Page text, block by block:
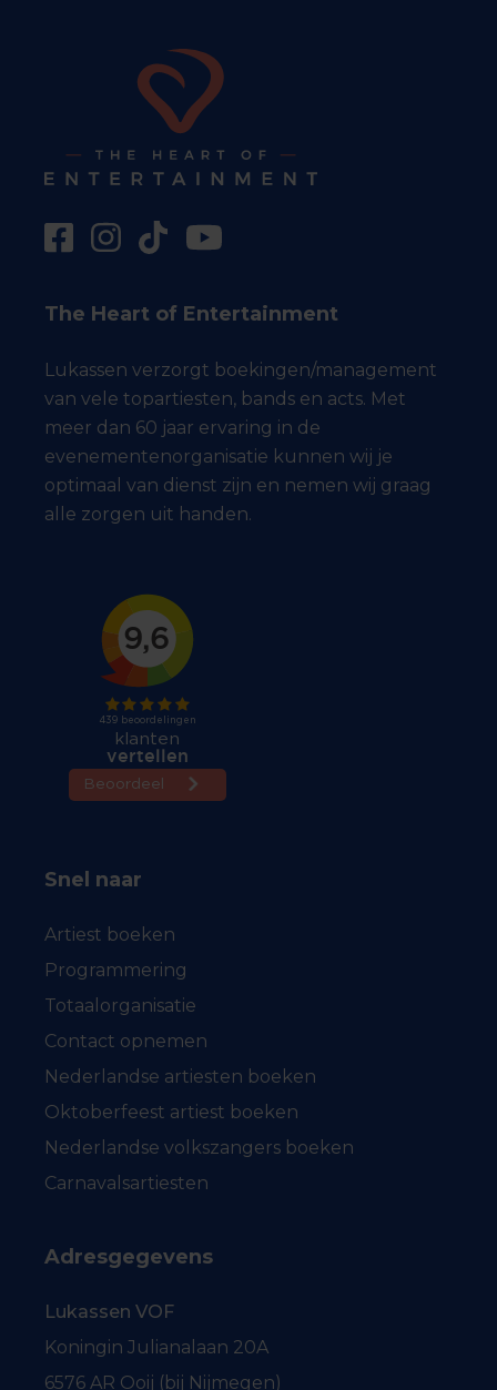
The Heart of Entertainment
Lukassen verzorgt boekingen/management
van vele topartiesten, bands en acts. Met
meer dan 60 jaar ervaring in de
evenementenorganisatie kunnen wij je
optimaal van dienst zijn en nemen wij graag
alle zorgen uit handen.
Snel naar
Artiest boeken
Programmering
Totaalorganisatie
Contact opnemen
Nederlandse artiesten boeken
Oktoberfeest artiest boeken
Nederlandse volkszangers boeken
Carnavalsartiesten
Adresgegevens
Lukassen VOF
Koningin Julianalaan 20A
6576 AR Ooij (bij Nijmegen)